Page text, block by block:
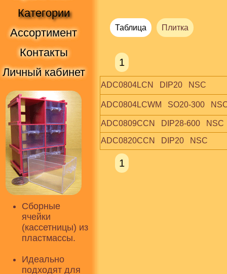
Категории
Ассортимент
Контакты
Личный кабинет
Сборные
ячейки
(кассетницы) из
пластмассы.
Идеально
подходят для
Таблица Плитка
1
ADC0804LCN   DIP20   NSC
ADC0804LCWM   SO20-300
ADC0809CCN   DIP28-600   NSC
ADC0820CCN   DIP20   NSC
1